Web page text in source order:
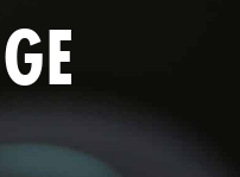
LES PROFESSIONNELS